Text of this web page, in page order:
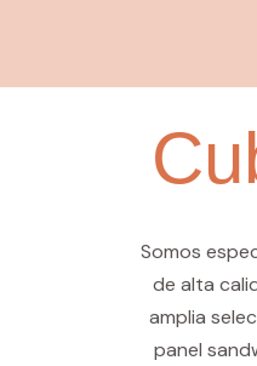
Somos
de alta
amplia
panel